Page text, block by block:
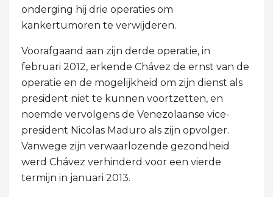
onderging hij drie operaties om
kankertumoren te verwijderen.
Voorafgaand aan zijn derde operatie, in
februari 2012, erkende Chávez de ernst van de
operatie en de mogelijkheid om zijn dienst als
president niet te kunnen voortzetten, en
noemde vervolgens de Venezolaanse vice-
president Nicolas Maduro als zijn opvolger.
Vanwege zijn verwaarlozende gezondheid
werd Chávez verhinderd voor een vierde
termijn in januari 2013.